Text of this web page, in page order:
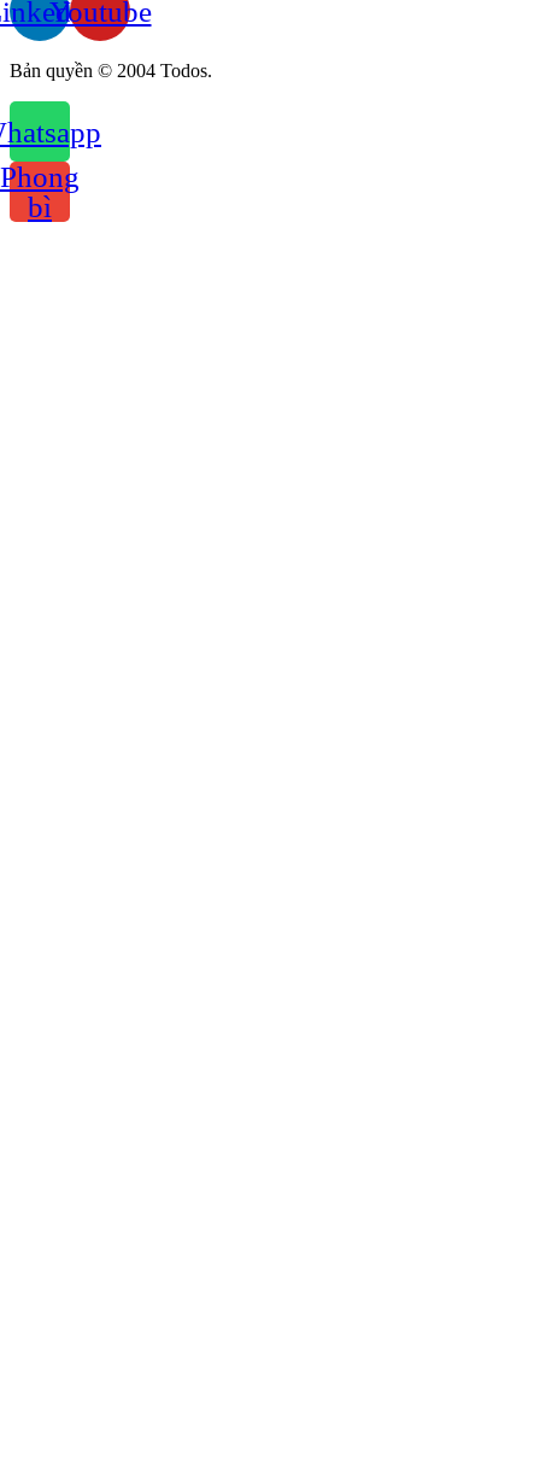
Youtube
Bản quyền © 2004 Todos.
Phong
bì